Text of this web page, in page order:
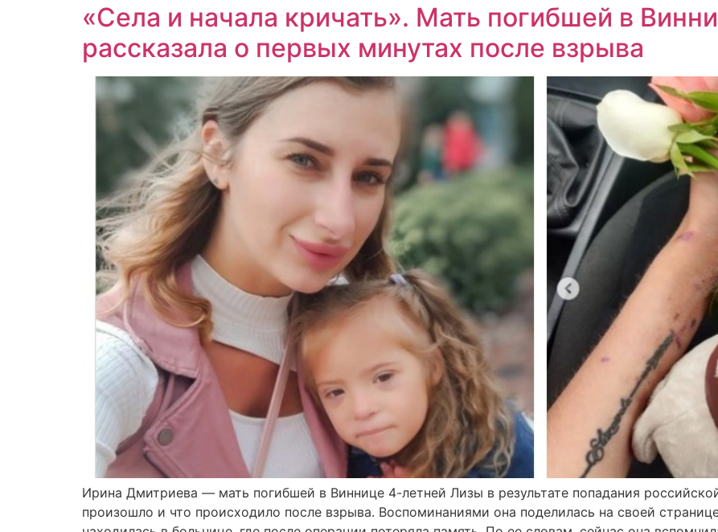
«Села и начала кричать». Мать погибшей в
рассказала о первых минутах после взрыва
Ирина Дмитриева — мать погибшей в Виннице 4-летней Лизы в результате попадания
произошло и что происходило после взрыва. Воспоминаниями она поделилась на своей